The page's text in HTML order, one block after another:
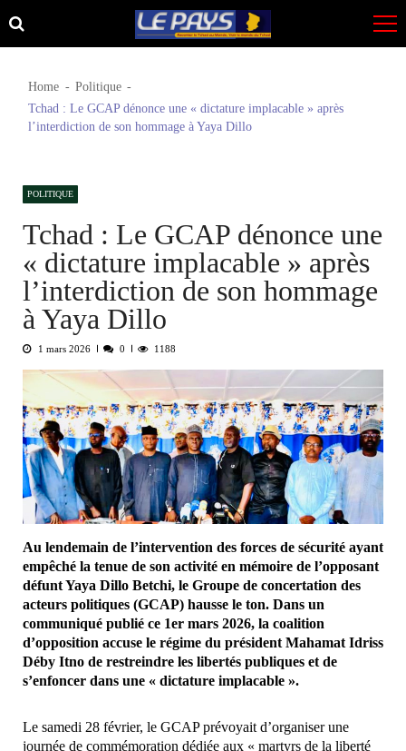
Skip
to
Skip
to
Home
Politique
Tchad : Le GCAP dénonce une « dictature implacable » après
l’interdiction de son hommage à Yaya Dillo
POLITIQUE
Tchad : Le GCAP dénonce une
« dictature implacable » après
l’interdiction de son hommage
à Yaya Dillo
1 mars 2026 0 1188
Au lendemain de l’intervention des forces de sécurité ayant
empêché la tenue de son activité en mémoire de l’opposant
défunt Yaya Dillo Betchi, le Groupe de concertation des
acteurs politiques (GCAP) hausse le ton. Dans un
communiqué publié ce 1er mars 2026, la coalition
d’opposition accuse le régime du président Mahamat Idriss
Déby Itno de restreindre les libertés publiques et de
s’enfoncer dans une « dictature implacable ».
Le samedi 28 février, le GCAP prévoyait d’organiser une
journée de commémoration dédiée aux « martyrs de la liberté